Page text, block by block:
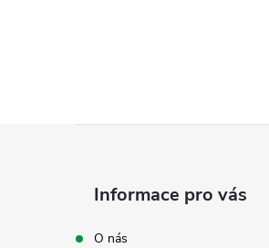
Informace pro vás
O nás